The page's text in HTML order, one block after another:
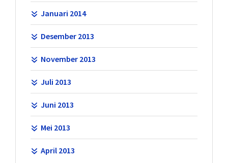
Januari 2014
Desember 2013
November 2013
Juli 2013
Juni 2013
Mei 2013
April 2013